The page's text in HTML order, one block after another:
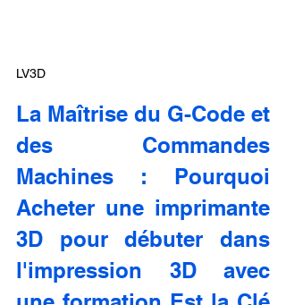
LV3D
La Maîtrise du G-Code et
des Commandes
Machines : Pourquoi
Acheter une imprimante
3D pour débuter dans
l'impression 3D avec